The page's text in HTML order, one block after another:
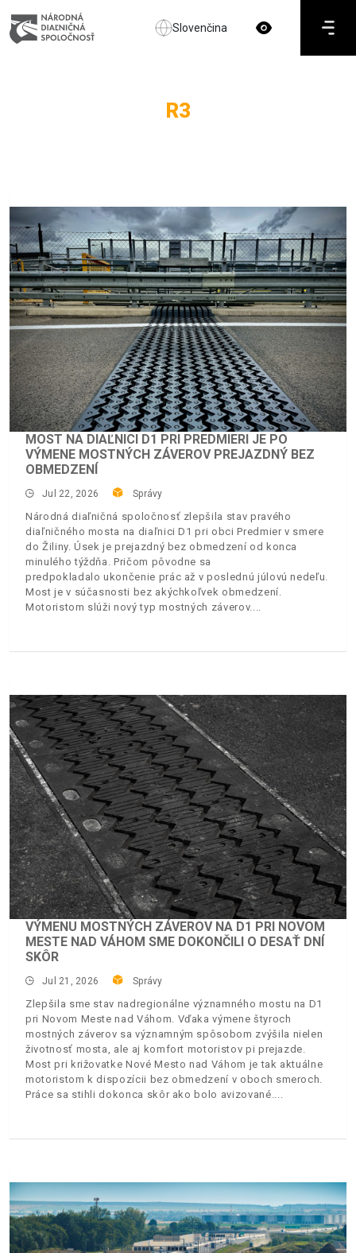
Slovenčina
R3
MOST NA DIAĽNICI D1 PRI PREDMIERI JE PO
VÝMENE MOSTNÝCH ZÁVEROV PREJAZDNÝ BEZ
OBMEDZENÍ
Jul 22, 2026 Správy
Národná diaľničná spoločnosť zlepšila stav pravého
diaľničného mosta na diaľnici D1 pri obci Predmier v smere
do Žiliny. Úsek je prejazdný bez obmedzení od konca
minulého týždňa. Pričom pôvodne sa
predpokladalo ukončenie prác až v poslednú júlovú nedeľu.
Most je v súčasnosti bez akýchkoľvek obmedzení.
Motoristom slúži nový typ mostných záverov.
VÝMENU MOSTNÝCH ZÁVEROV NA D1 PRI NOVOM
MESTE NAD VÁHOM SME DOKONČILI O DESAŤ DNÍ
SKÔR
Jul 21, 2026 Správy
Zlepšila sme stav nadregionálne významného mostu na D1
pri Novom Meste nad Váhom. Vďaka výmene štyroch
mostných záverov sa významným spôsobom zvýšila nielen
životnosť mosta, ale aj komfort motoristov pi prejazde.
Most pri križovatke Nové Mesto nad Váhom je tak aktuálne
motoristom k dispozícii bez obmedzení v oboch smeroch.
Práce sa stihli dokonca skôr ako bolo avizované.